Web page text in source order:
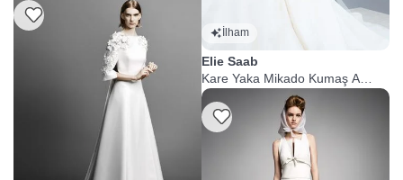
Listeme Ekle
İlham
Elie Saab
Kare Yaka Mikado Kumaş A
Kesim Gelinlik
Listeme Ekle